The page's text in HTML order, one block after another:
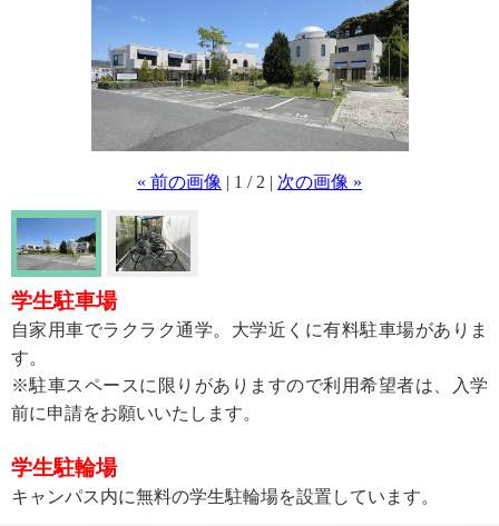
« 前の画像 | 1 / 2 | 次の画像 »
学生駐車場
自家用車でラクラク通学。大学近くに有料駐車場がありま
す。
※駐車スペースに限りがありますので利用希望者は、入学
前に申請をお願いいたします。
学生駐輪場
キャンパス内に無料の学生駐輪場を設置しています。